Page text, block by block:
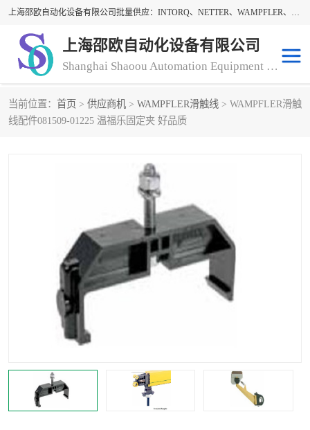
上海邵欧自动化设备有限公司批量供应：INTORQ、NETTER、WAMPFLER、WARNER、WICHITA、三菱离合器、warner离合器、NETTER振动器、WAMPFLER滑触线。上海邵欧自动化设备有限公司提供创新技术与产品解决方案，让客户享有高性价比，优质的产品和服务，我们坚持以持续技术和服务创新为客户不断创造价值。欢迎来电咨询！
上海邵欧自动化设备有限公司
Shanghai Shaoou Automation Equipment Co., Ltd
当前位置： 首页 > 供应商机 > WAMPFLER滑触线 > WAMPFLER滑触
线配件081509-01225 温福乐固定夹 好品质
warner离合器 LENZE
DAYTON
LEESON ELECTRIC carlson制动器
MACH III离合器 CLEVELAND
Magnetic制动器
WICHITA Cleveland 张力控制器